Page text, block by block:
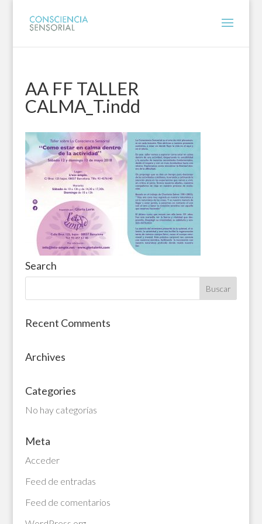
AA FF TALLER
CALMA_T.indd
Search
Recent Comments
Archives
Categories
No hay categorías
Meta
Acceder
Feed de entradas
Feed de comentarios